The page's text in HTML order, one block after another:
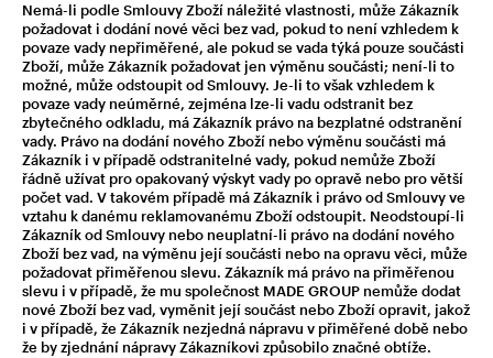
Nemá-li podle Smlouvy Zboží náležité vlastnosti, může Zákazník
požadovat i dodání nové věci bez vad, pokud to není vzhledem k
povaze vady nepřiměřené, ale pokud se vada týká pouze součásti
Zboží, může Zákazník požadovat jen výměnu součásti; není-li to
možné, může odstoupit od Smlouvy. Je-li to však vzhledem k
povaze vady neúměrné, zejména lze-li vadu odstranit bez
zbytečného odkladu, má Zákazník právo na bezplatné odstranění
vady. Právo na dodání nového Zboží nebo výměnu součásti má
Zákazník i v případě odstranitelné vady, pokud nemůže Zboží
řádně užívat pro opakovaný výskyt vady po opravě nebo pro větší
počet vad. V takovém případě má Zákazník i právo od Smlouvy ve
vztahu k danému reklamovanému Zboží odstoupit. Neodstoupí-li
Zákazník od Smlouvy nebo neuplatní-li právo na dodání nového
Zboží bez vad, na výměnu její součásti nebo na opravu věci, může
požadovat přiměřenou slevu. Zákazník má právo na přiměřenou
slevu i v případě, že mu společnost MADE GROUP nemůže dodat
nové Zboží bez vad, vyměnit její součást nebo Zboží opravit, jakož
i v případě, že Zákazník nezjedná nápravu v přiměřené době nebo
že by zjednání nápravy Zákazníkovi způsobilo značné obtíže.